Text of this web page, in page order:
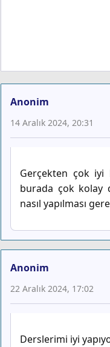
Anonim
14 Aralık 2024, 20:31
Gerçekten çok iyi
burada çok kolay
nasıl yapılması
Anonim
22 Aralık 2024, 17:02
Derslerimi iyi